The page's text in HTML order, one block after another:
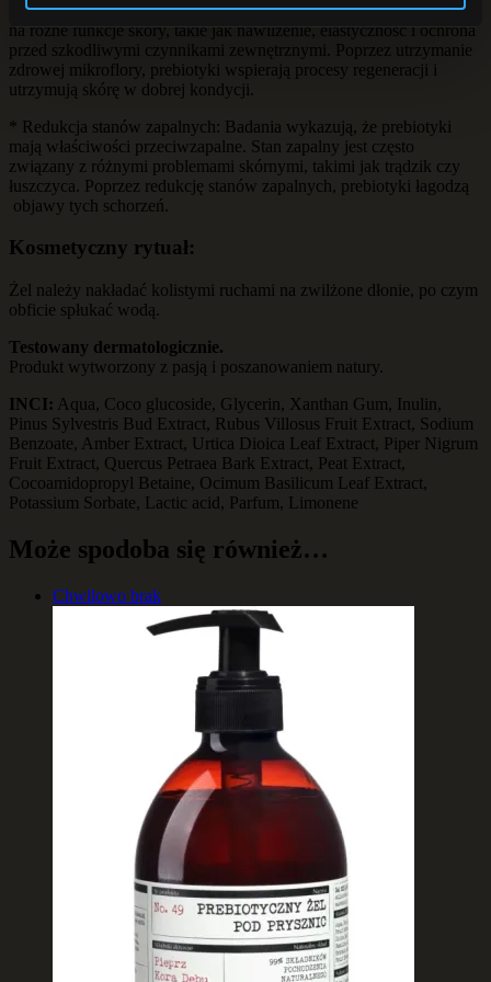
* Regulacja funkcji skóry: Prebiotyki mają zdolność do wpływania
na różne funkcje skóry, takie jak nawilżenie, elastyczność i ochrona
przed szkodliwymi czynnikami zewnętrznymi. Poprzez utrzymanie
zdrowej mikroflory, prebiotyki wspierają procesy regeneracji i
utrzymują skórę w dobrej kondycji.
* Redukcja stanów zapalnych: Badania wykazują, że prebiotyki
mają właściwości przeciwzapalne. Stan zapalny jest często
związany z różnymi problemami skórnymi, takimi jak trądzik czy
łuszczyca. Poprzez redukcję stanów zapalnych, prebiotyki łagodzą
objawy tych schorzeń.
Kosmetyczny rytuał:
Żel należy nakładać kolistymi ruchami na zwilżone dłonie, po czym
obficie spłukać wodą.
Testowany dermatologicznie.
Produkt wytworzony z pasją i poszanowaniem natury.
INCI: Aqua, Coco glucoside, Glycerin, Xanthan Gum, Inulin,
Pinus Sylvestris Bud Extract, Rubus Villosus Fruit Extract, Sodium
Benzoate, Amber Extract, Urtica Dioica Leaf Extract, Piper Nigrum
Fruit Extract, Quercus Petraea Bark Extract, Peat Extract,
Cocoamidopropyl Betaine, Ocimum Basilicum Leaf Extract,
Potassium Sorbate, Lactic acid, Parfum, Limonene
Może spodoba się również…
Chwilowo brak